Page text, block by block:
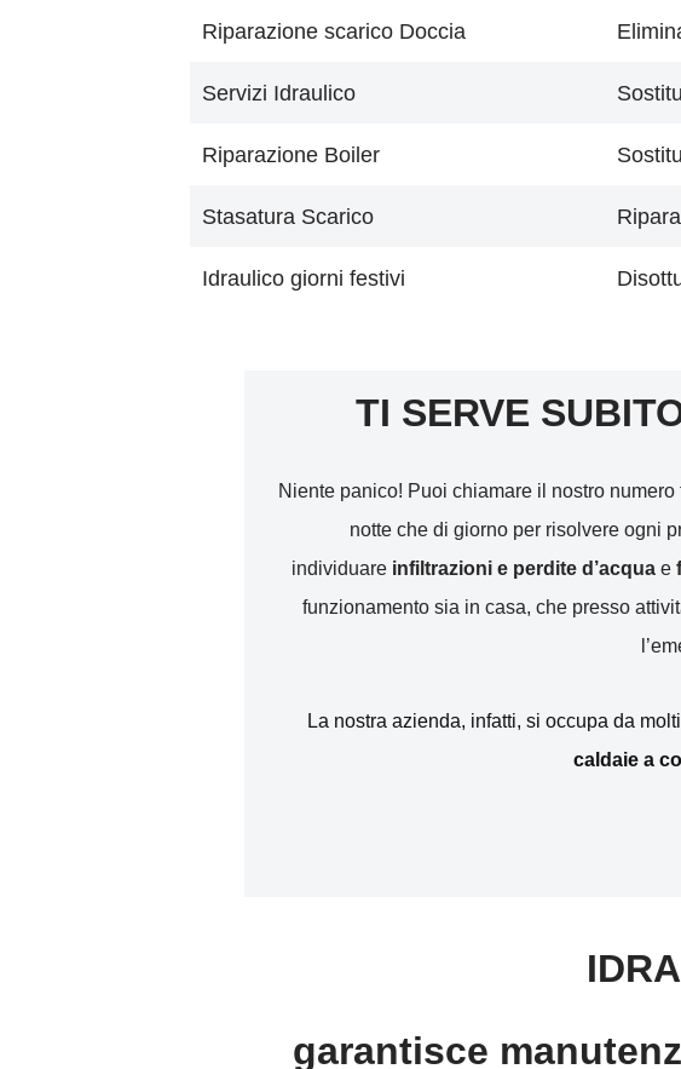
Riparazione scarico Doccia
Servizi Idraulico
Riparazione Boiler
Stasatura Scarico
Idraulico giorni festivi
TI SERVE
Niente panico! Puoi chiamare il nostro numero
notte che di giorno per risolvere ogni
individuare infiltrazioni e perdite d’acquae
funzionamento sia in casa, che presso
La nostra azienda, infatti, si occupa da
caldaie a
garantisce